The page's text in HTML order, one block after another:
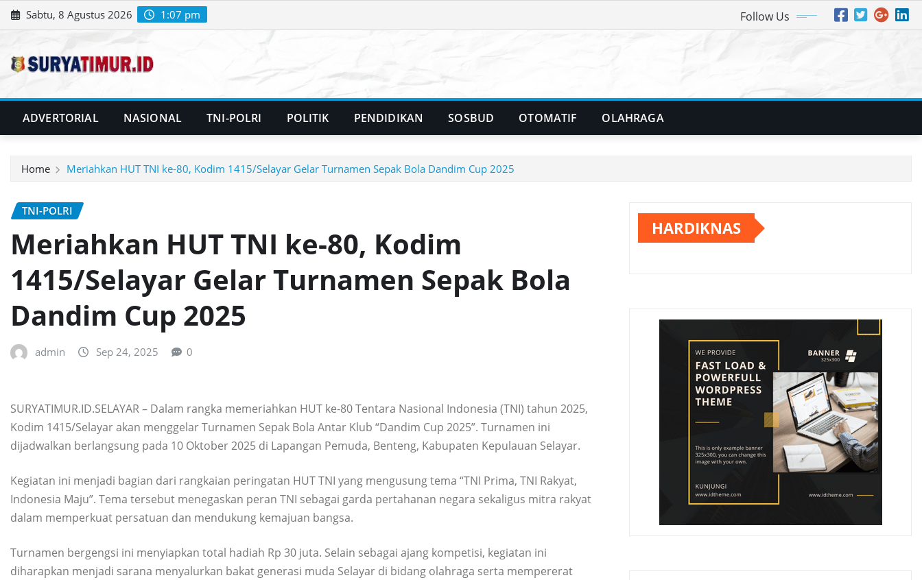
Skip
to
Sabtu, 8 Agustus 2026 1:07 pm Follow Us
ADVERTORIAL NASIONAL TNI-POLRI POLITIK PENDIDIKAN SOSBUD OTOMATIF OLAHRAGA
Home Meriahkan HUT TNI ke-80, Kodim 1415/Selayar Gelar Turnamen Sepak Bola Dandim Cup 2025
TNI-POLRI
Meriahkan HUT TNI ke-80, Kodim
1415/Selayar Gelar Turnamen Sepak Bola
Dandim Cup 2025
admin Sep 24, 2025 0
SURYATIMUR.ID.SELAYAR – Dalam rangka memeriahkan HUT ke-80 Tentara Nasional Indonesia (TNI) tahun 2025,
Kodim 1415/Selayar akan menggelar Turnamen Sepak Bola Antar Klub “Dandim Cup 2025”. Turnamen ini
dijadwalkan berlangsung pada 10 Oktober 2025 di Lapangan Pemuda, Benteng, Kabupaten Kepulauan Selayar.
Kegiatan ini menjadi bagian dari rangkaian peringatan HUT TNI yang mengusung tema “TNI Prima, TNI Rakyat,
Indonesia Maju”. Tema tersebut menegaskan peran TNI sebagai garda pertahanan negara sekaligus mitra rakyat
dalam memperkuat persatuan dan mendukung kemajuan bangsa.
Turnamen bergengsi ini menyiapkan total hadiah Rp 30 juta. Selain sebagai ajang kompetisi, kegiatan ini
diharapkan menjadi sarana menyalurkan bakat generasi muda Selayar di bidang olahraga serta mempererat
HARDIKNAS